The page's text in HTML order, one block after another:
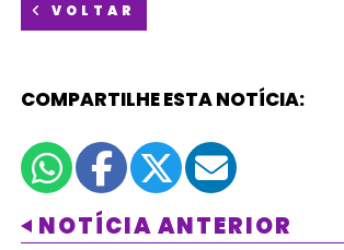
VOLTAR
COMPARTILHE ESTA NOTÍCIA:
NOTÍCIA ANTERIOR